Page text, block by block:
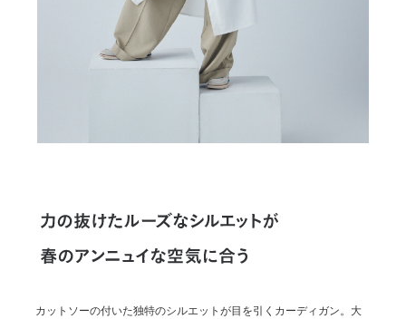
カットソーの付いた独特のシルエットが目を引くカーディガン。大